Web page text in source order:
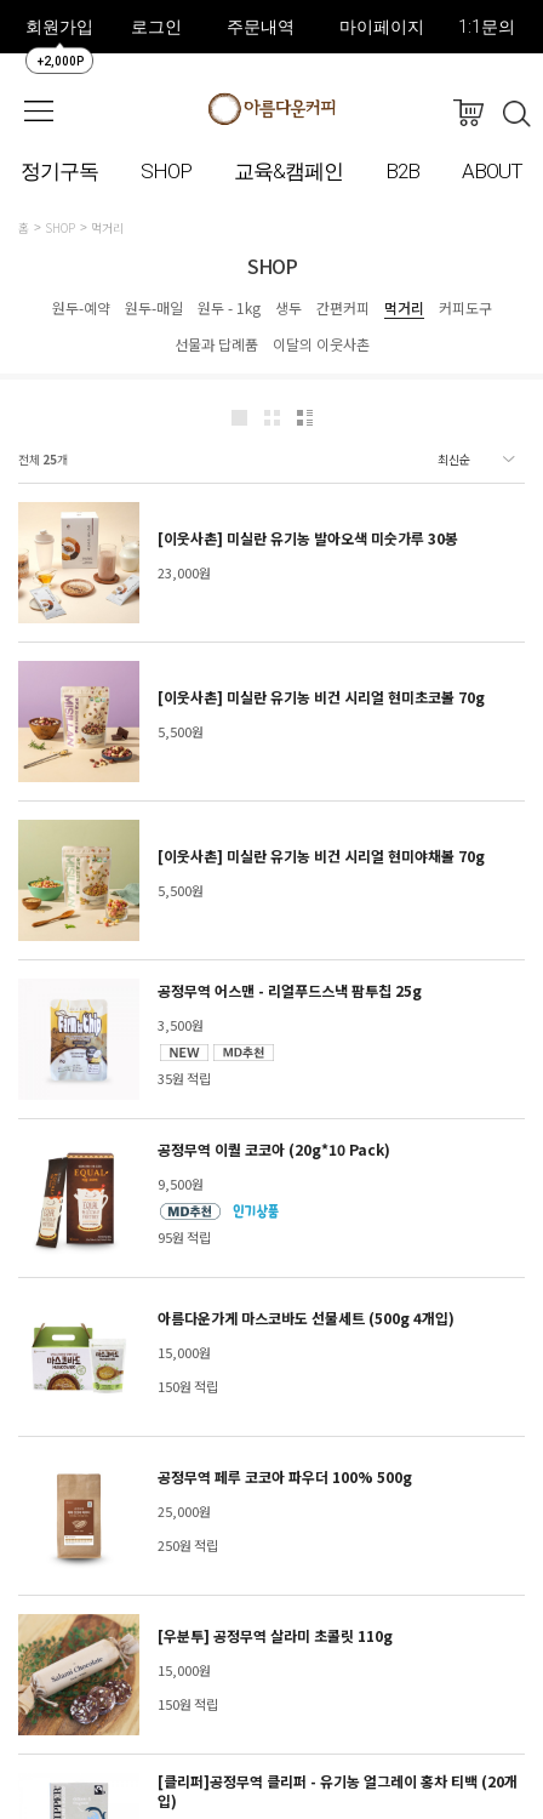
회원가입
+2,000P
로그인 주문내역 마이페이지 1:1문의
정기구독 SHOP 교육&캠페인 B2B ABOUT
홈 SHOP 먹거리
SHOP
원두-예약 원두-매일 원두 - 1kg 생두 간편커피 먹거리
커피도구
선물과 답례품
이달의 이웃사촌
전체 25개
[이웃사촌] 미실란 유기농 발아오색 미숫가루 30봉
23,000원
[이웃사촌] 미실란 유기농 비건 시리얼 현미초코볼 70g
5,500원
[이웃사촌] 미실란 유기농 비건 시리얼 현미야채볼 70g
5,500원
공정무역 어스맨 - 리얼푸드스낵 팜투칩 25g
3,500원
35원 적립
공정무역 이퀄 코코아 (20g*10 Pack)
9,500원
95원 적립
아름다운가게 마스코바도 선물세트 (500g 4개입)
15,000원
150원 적립
공정무역 페루 코코아 파우더 100% 500g
25,000원
250원 적립
[우분투] 공정무역 살라미 초콜릿 110g
15,000원
150원 적립
[클리퍼]공정무역 클리퍼 - 유기농 얼그레이 홍차 티백 (20개
입)